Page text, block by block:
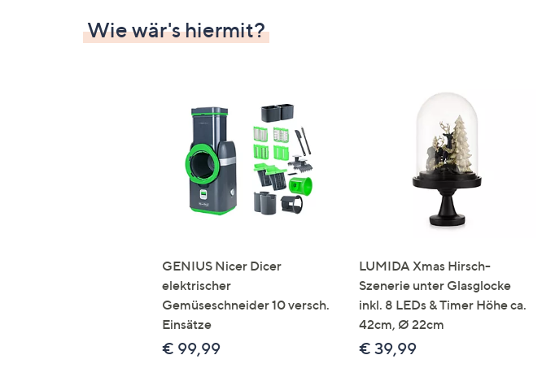
Wie wär's hiermit?
GENIUS Nicer Dicer
elektrischer
Gemüseschneider 10 versch.
Einsätze
€ 99,99
LUMIDA Xmas Hirsch-
Szenerie unter Glasglocke
inkl. 8 LEDs & Timer Höhe ca.
42cm, Ø 22cm
€ 39,99